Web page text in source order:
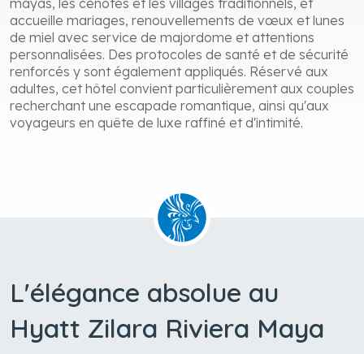
mayas, les cenotes et les villages traditionnels, et
accueille mariages, renouvellements de vœux et lunes
de miel avec service de majordome et attentions
personnalisées. Des protocoles de santé et de sécurité
renforcés y sont également appliqués. Réservé aux
adultes, cet hôtel convient particulièrement aux couples
recherchant une escapade romantique, ainsi qu'aux
voyageurs en quête de luxe raffiné et d'intimité.
L'élégance absolue au
Hyatt Zilara Riviera Maya